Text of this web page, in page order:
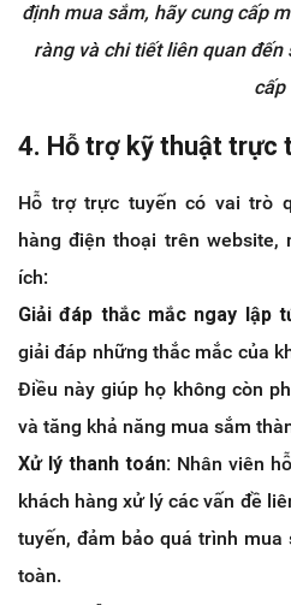
định mua sắm, hãy cung cấp
ràng và chi tiết liên quan đến
cấp
4. Hỗ trợ kỹ thuật trực
Hỗ trợ trực tuyến có vai trò
hàng điện thoại trên
ích:
Giải đáp thắc mắc ngay lập
giải đáp những thắc mắc của
Điều này giúp họ không còn
và tăng khả năng mua sắm
Xử lý thanh toán: Nhân viên
khách hàng xử lý các vấn đề
tuyến, đảm bảo quá trình mua
toàn.